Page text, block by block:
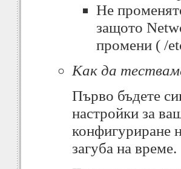
Не
защото
промени ( /
Как да
Първо бъдете
настройки за
конфигуриране
загуба на време.